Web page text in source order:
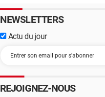
NEWSLETTERS
Actu du jour
REJOIGNEZ-NOUS